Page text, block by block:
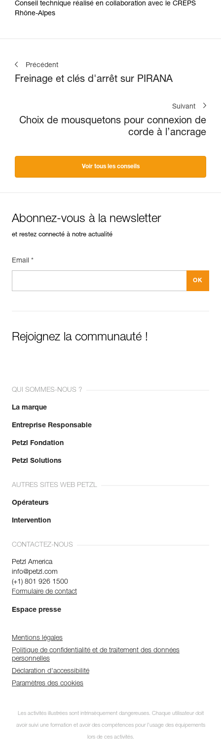
Conseil technique réalisé en collaboration avec le CREPS
Rhône-Alpes
Précédent
Freinage et clés d'arrêt sur PIRANA
Suivant
Choix de mousquetons pour connexion de
corde à l’ancrage
Voir tous les conseils
Abonnez-vous à la newsletter
et restez connecté à notre actualité
Email *
Rejoignez la communauté !
QUI SOMMES-NOUS ?
La marque
Entreprise Responsable
Petzl Fondation
Petzl Solutions
AUTRES SITES WEB PETZL
Opérateurs
Intervention
CONTACTEZ-NOUS
Petzl America
info@petzl.com
(+1) 801 926 1500
Formulaire de contact
Espace presse
Mentions légales
Politique de confidentialité et de traitement des données
personnelles
Déclaration d'accessibilité
Paramètres des cookies
Les activités illustrées sont intrinsèquement dangereuses. Chaque utilisateur doit
avoir suivi une formation et avoir des compétences pour l’usage des équipements
lors de ces activités.